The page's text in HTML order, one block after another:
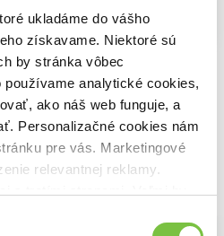
ukladáme do vášho
získavame. Niektoré sú
by stránka vôbec
používame analytické cookies,
ako náš web funguje, a
Personalizačné cookies nám
pre vás. Marketingové
relevantnej reklamy.
11%
sklade
Syn
Jo Nesbo
Na sklade
Kráľ mesta Os
Jo Nesbo
15,40€
pre teba